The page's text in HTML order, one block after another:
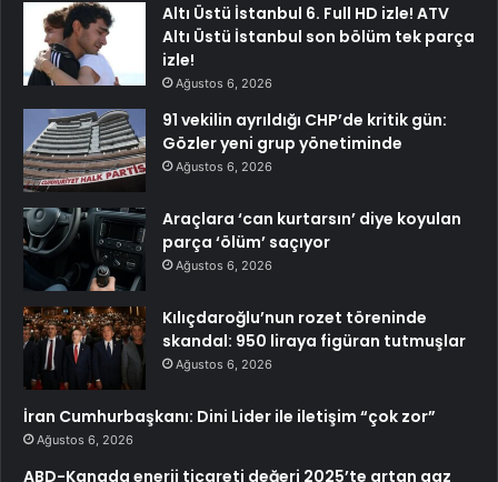
Altı Üstü İstanbul 6. Full HD izle! ATV
Altı Üstü İstanbul son bölüm tek parça
izle!
Ağustos 6, 2026
91 vekilin ayrıldığı CHP’de kritik gün:
Gözler yeni grup yönetiminde
Ağustos 6, 2026
Araçlara ‘can kurtarsın’ diye koyulan
parça ‘ölüm’ saçıyor
Ağustos 6, 2026
Kılıçdaroğlu’nun rozet töreninde
skandal: 950 liraya figüran tutmuşlar
Ağustos 6, 2026
İran Cumhurbaşkanı: Dini Lider ile iletişim “çok zor”
Ağustos 6, 2026
ABD-Kanada enerji ticareti değeri 2025’te artan gaz